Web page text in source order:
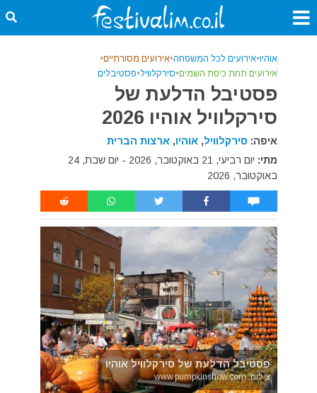
אוהיו•אירועים לכל המשפחה•אירועים מסורתיים•
אירועים תחת כיפת השמים•סירקלוויל•פסטיבלים
פסטיבל הדלעת של
סירקלוויל אוהיו 2026
איפה: סירקלוויל, אוהיו, ארצות הברית
מתי:
יום רביעי, 21 באוקטובר, 2026 - יום שבת, 24
באוקטובר, 2026
פסטיבל הדלעת של סירקלוויל אוהיו
צילום: www.pumpkinshow.com